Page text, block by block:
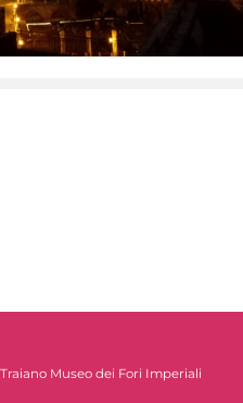
Museo dei Fori Imperiali